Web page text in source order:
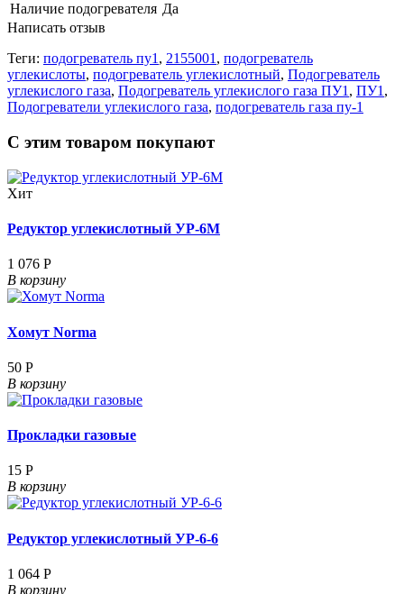
Наличие подогревателя Да
Написать отзыв
Теги: подогреватель пу1 , 2155001 , подогреватель
углекислоты, подогреватель углекислотный, Подогреватель
углекислого газа, Подогреватель углекислого газа ПУ1 , ПУ1 ,
Подогреватели углекислого газа, подогреватель газа пу-1
С этим товаром покупают
Хит
Редуктор углекислотный УР-6М
1 076 Р
В корзину
Хомут Norma
50 Р
В корзину
Прокладки газовые
15 Р
В корзину
Редуктор углекислотный УР-6-6
1 064 Р
В корзину